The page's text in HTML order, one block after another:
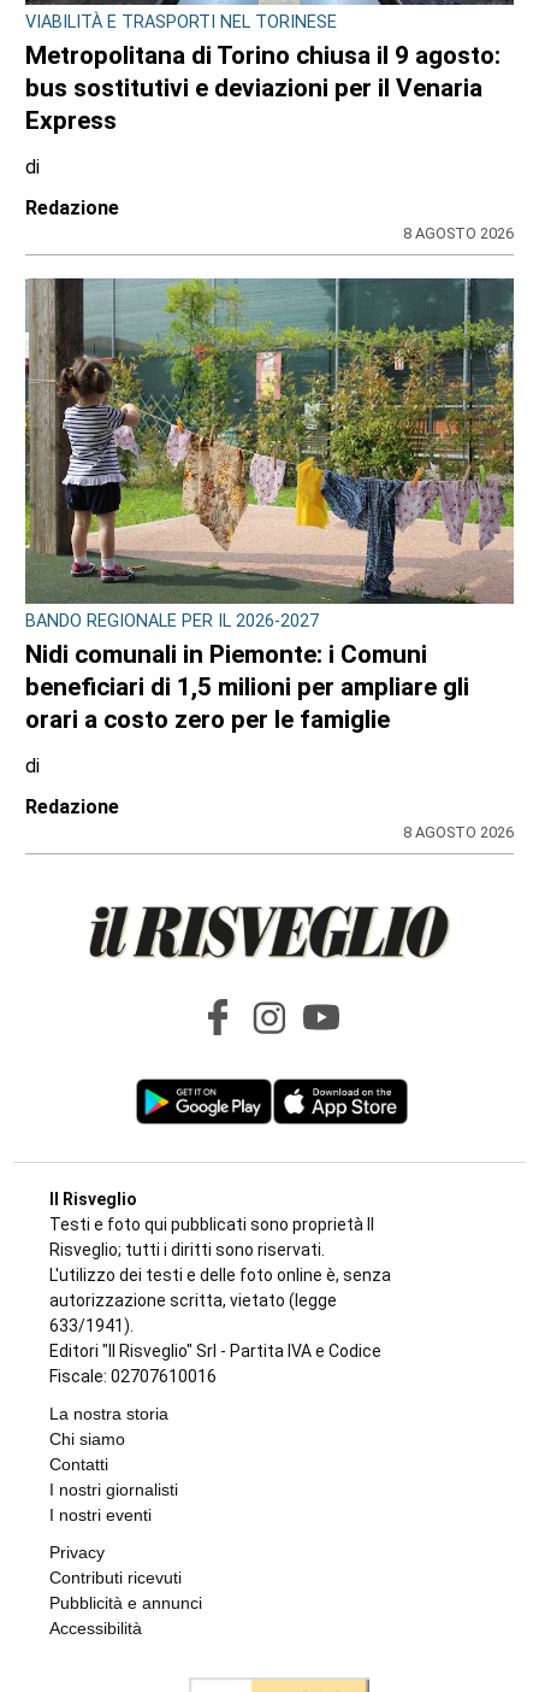
VIABILITÀ E TRASPORTI NEL TORINESE
Metropolitana di Torino chiusa il 9 agosto:
bus sostitutivi e deviazioni per il Venaria
Express
di
Redazione
8 AGOSTO 2026
BANDO REGIONALE PER IL 2026-2027
Nidi comunali in Piemonte: i Comuni
beneficiari di 1,5 milioni per ampliare gli
orari a costo zero per le famiglie
di
Redazione
8 AGOSTO 2026
Il Risveglio
Testi e foto qui pubblicati sono proprietà Il
Risveglio; tutti i diritti sono riservati.
L'utilizzo dei testi e delle foto online è, senza
autorizzazione scritta, vietato (legge
633/1941).
Editori "Il Risveglio" Srl - Partita IVA e Codice
Fiscale: 02707610016
La nostra storia
Chi siamo
Contatti
I nostri giornalisti
I nostri eventi
Privacy
Contributi ricevuti
Pubblicità e annunci
Accessibilità